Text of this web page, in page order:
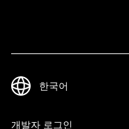
개발자 로그인